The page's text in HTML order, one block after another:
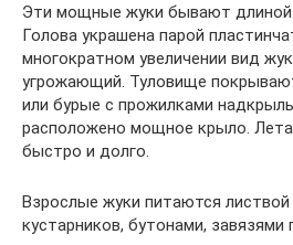
Эти мощные жуки бывают длиной
Голова украшена парой
многократном увеличении вид
угрожающий. Туловище
или бурые с прожилками
расположено мощное крыло.
быстро и долго.
Взрослые жуки питаются листвой
кустарников, бутонами, завязями